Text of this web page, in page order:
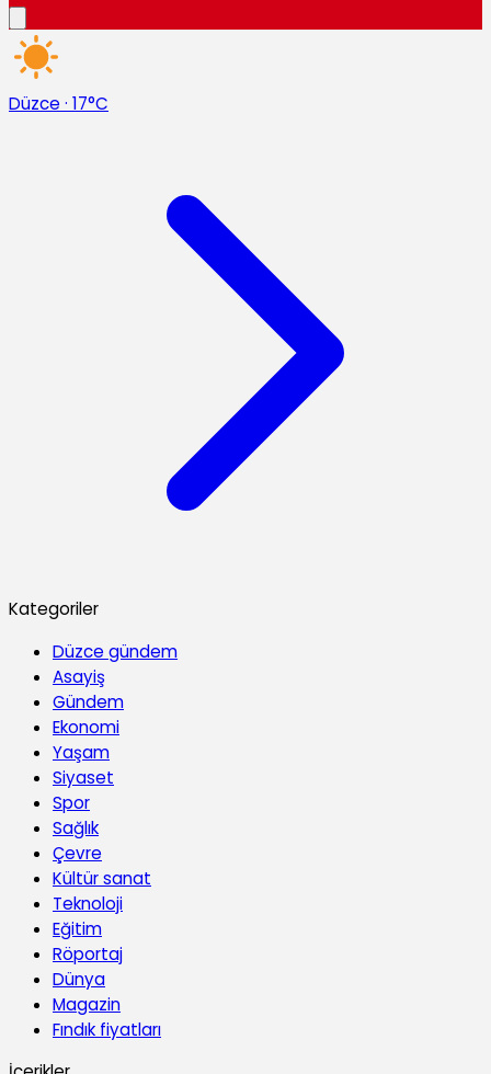
Düzce · 17°C
Kategoriler
Düzce gündem
Asayiş
Gündem
Ekonomi
Yaşam
Siyaset
Spor
Sağlık
Çevre
Kültür sanat
Teknoloji
Eğitim
Röportaj
Dünya
Magazin
Fındık fiyatları